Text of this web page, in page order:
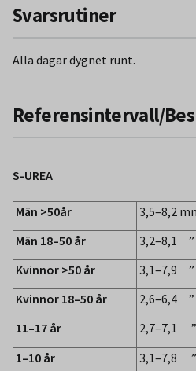
Svarsrutiner
Alla dagar dygnet runt.
Referensintervall/
S-UREA
Män >50år
3,5–8,2
Män 18–50 år
3,2–8,1 ”
Kvinnor >50 år
3,1–7,9 ”
Kvinnor 18–50 år
2,6–6,4 ”
11–17 år
2,7–7,1 ”
1–10 år
3,1–7,8 ”